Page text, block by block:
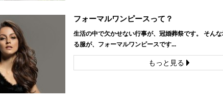
フォーマルワンピースって？
生活の中で欠かせない行事が、冠婚葬祭です。 そん
る服が、フォーマルワンピースです...
もっと見る